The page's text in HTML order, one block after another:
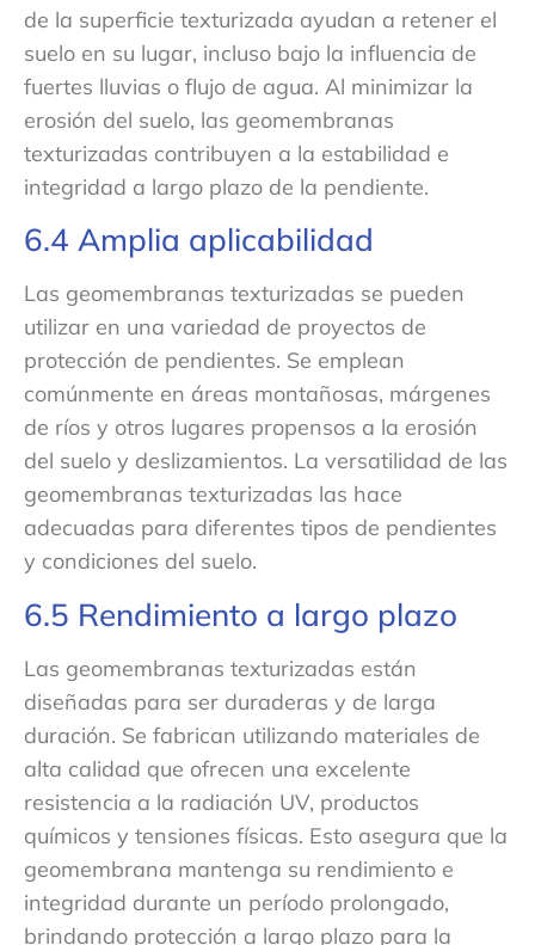
de la superficie texturizada ayudan a retener el
suelo en su lugar, incluso bajo la influencia de
fuertes lluvias o flujo de agua. Al minimizar la
erosión del suelo, las geomembranas
texturizadas contribuyen a la estabilidad e
integridad a largo plazo de la pendiente.
6.4 Amplia aplicabilidad
Las geomembranas texturizadas se pueden
utilizar en una variedad de proyectos de
protección de pendientes. Se emplean
comúnmente en áreas montañosas, márgenes
de ríos y otros lugares propensos a la erosión
del suelo y deslizamientos. La versatilidad de las
geomembranas texturizadas las hace
adecuadas para diferentes tipos de pendientes
y condiciones del suelo.
6.5 Rendimiento a largo plazo
Las geomembranas texturizadas están
diseñadas para ser duraderas y de larga
duración. Se fabrican utilizando materiales de
alta calidad que ofrecen una excelente
resistencia a la radiación UV, productos
químicos y tensiones físicas. Esto asegura que la
geomembrana mantenga su rendimiento e
integridad durante un período prolongado,
brindando protección a largo plazo para la